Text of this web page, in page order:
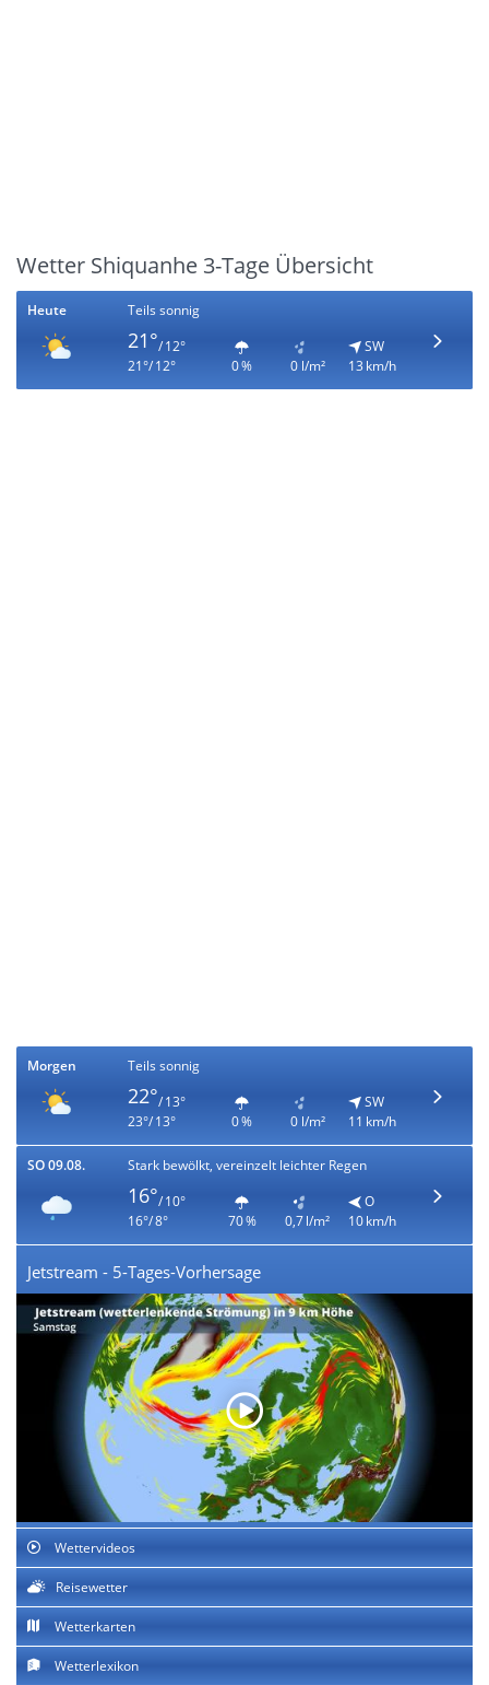
Wetter Shiquanhe 3-Tage Übersicht
Heute Teils sonnig
21°/ 12°
21°/ 12°
0 % 0 l/m²
SW
13 km/h
Morgen Teils sonnig
22°/ 13°
23°/ 13°
0 % 0 l/m²
SW
11 km/h
SO 09.08. Stark bewölkt, vereinzelt leichter Regen
16°/ 10°
16°/ 8°
70 % 0,7 l/m²
O
10 km/h
Jetstream - 5-Tages-Vorhersage
Wettervideos
Reisewetter
Wetterkarten
Wetterlexikon